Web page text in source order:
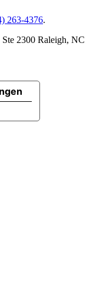
263-4376.
2300 Raleigh, NC